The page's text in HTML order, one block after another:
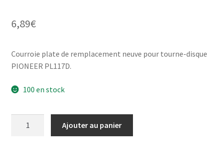
6,89€
Courroie plate de remplacement neuve pour tourne-disque
PIONEER PL117D.
100 en stock
Ajouter au panier